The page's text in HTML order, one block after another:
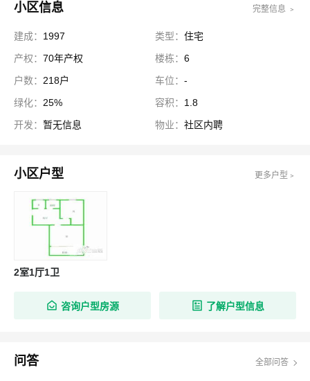
小区信息 完整信息 ﹥
建成： 1997 类型： 住宅
产权： 70年产权 楼栋： 6
户数： 218户 车位： -
绿化： 25% 容积： 1.8
开发： 暂无信息 物业： 社区内聘
小区户型 更多户型﹥
2室1厅1卫
咨询户型房源 了解户型信息
问答 全部问答